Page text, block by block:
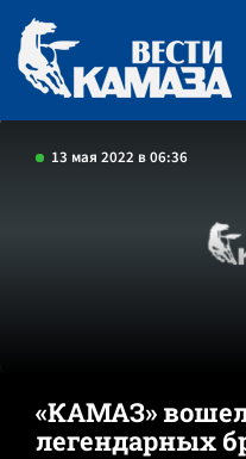
13 мая 2022 в 06:36
«КАМАЗ»
легендарных